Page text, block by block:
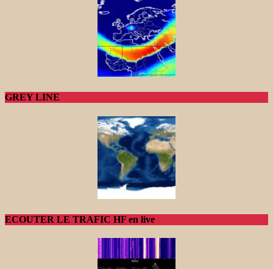
GREY LINE
ECOUTER LE TRAFIC HF en live